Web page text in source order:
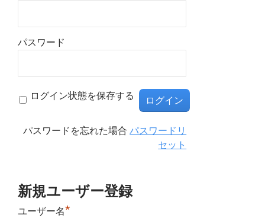
パスワード
ログイン状態を保存する
パスワードを忘れた場合パスワードリ
セット
新規ユーザー登録
ユーザー名*